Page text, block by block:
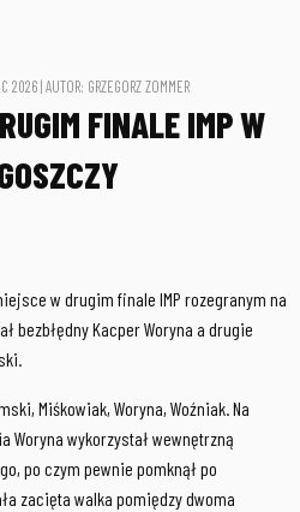
2026 | AUTOR: GRZEGORZ ZOMMER
FINALE IMP W
w drugim finale IMP rozegranym na
bezbłędny Kacper Woryna a drugie
Miśkowiak, Woryna, Woźniak. Na
Woryna wykorzystał wewnętrzną
po czym pewnie pomknął po
zacięta walka pomiędzy dwoma